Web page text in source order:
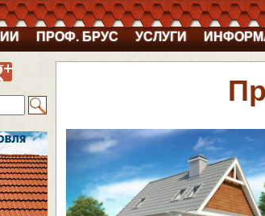
ПРОФ. БРУС УСЛУГИ